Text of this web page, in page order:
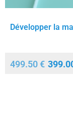
Développer la
499.50€